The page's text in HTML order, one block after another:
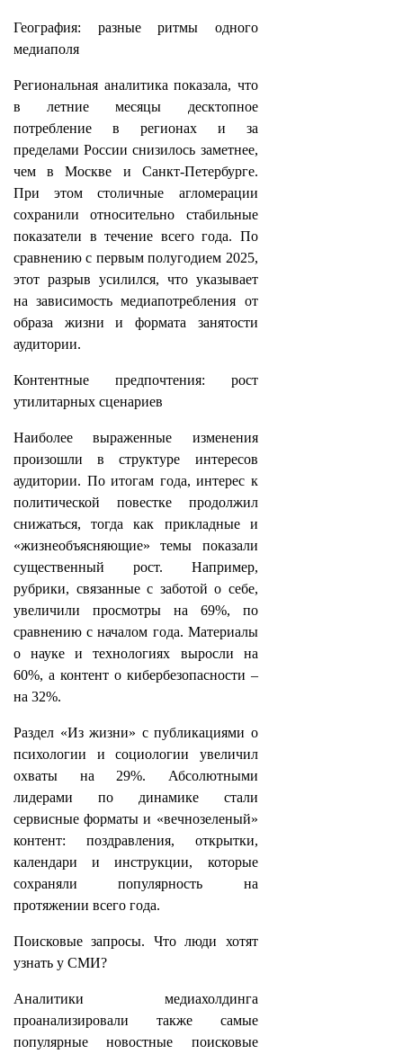
География: разные ритмы одного
медиаполя
Региональная аналитика показала, что
в летние месяцы десктопное
потребление в регионах и за
пределами России снизилось заметнее,
чем в Москве и Санкт-Петербурге.
При этом столичные агломерации
сохранили относительно стабильные
показатели в течение всего года. По
сравнению с первым полугодием 2025,
этот разрыв усилился, что указывает
на зависимость медиапотребления от
образа жизни и формата занятости
аудитории.
Контентные предпочтения: рост
утилитарных сценариев
Наиболее выраженные изменения
произошли в структуре интересов
аудитории. По итогам года, интерес к
политической повестке продолжил
снижаться, тогда как прикладные и
«жизнеобъясняющие» темы показали
существенный рост. Например,
рубрики, связанные с заботой о себе,
увеличили просмотры на 69%, по
сравнению с началом года. Материалы
о науке и технологиях выросли на
60%, а контент о кибербезопасности –
на 32%.
Раздел «Из жизни» с публикациями о
психологии и социологии увеличил
охваты на 29%. Абсолютными
лидерами по динамике стали
сервисные форматы и «вечнозеленый»
контент: поздравления, открытки,
календари и инструкции, которые
сохраняли популярность на
протяжении всего года.
Поисковые запросы. Что люди хотят
узнать у СМИ?
Аналитики медиахолдинга
проанализировали также самые
популярные новостные поисковые